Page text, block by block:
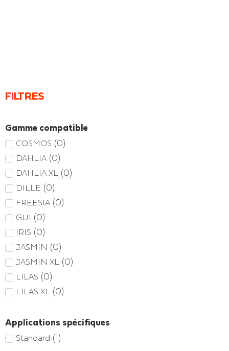
FILTRES
Gamme compatible
COSMOS (0)
DAHLIA (0)
DAHLIA XL (0)
DILLE (0)
FREESIA (0)
GUI (0)
IRIS (0)
JASMIN (0)
JASMIN XL (0)
LILAS (0)
LILAS XL (0)
Applications spécifiques
Standard (1)